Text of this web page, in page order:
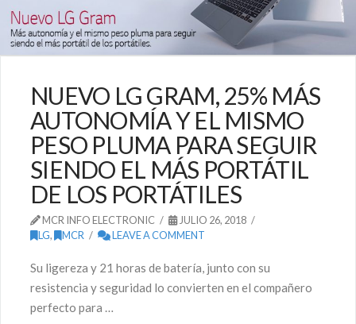
NUEVO LG GRAM, 25% MÁS
AUTONOMÍA Y EL MISMO
PESO PLUMA PARA SEGUIR
SIENDO EL MÁS PORTÁTIL
DE LOS PORTÁTILES
MCR INFO ELECTRONIC
JULIO 26, 2018
LG, MCR LEAVE A COMMENT
Su ligereza y 21 horas de batería, junto con su
resistencia y seguridad lo convierten en el compañero
perfecto para …